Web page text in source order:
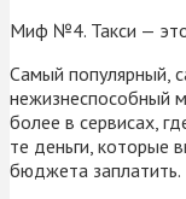
Миф №4. Такси —
Самый популярный,
нежизнеспособный
более в сервисах,
те деньги, которые
бюджета заплатить.